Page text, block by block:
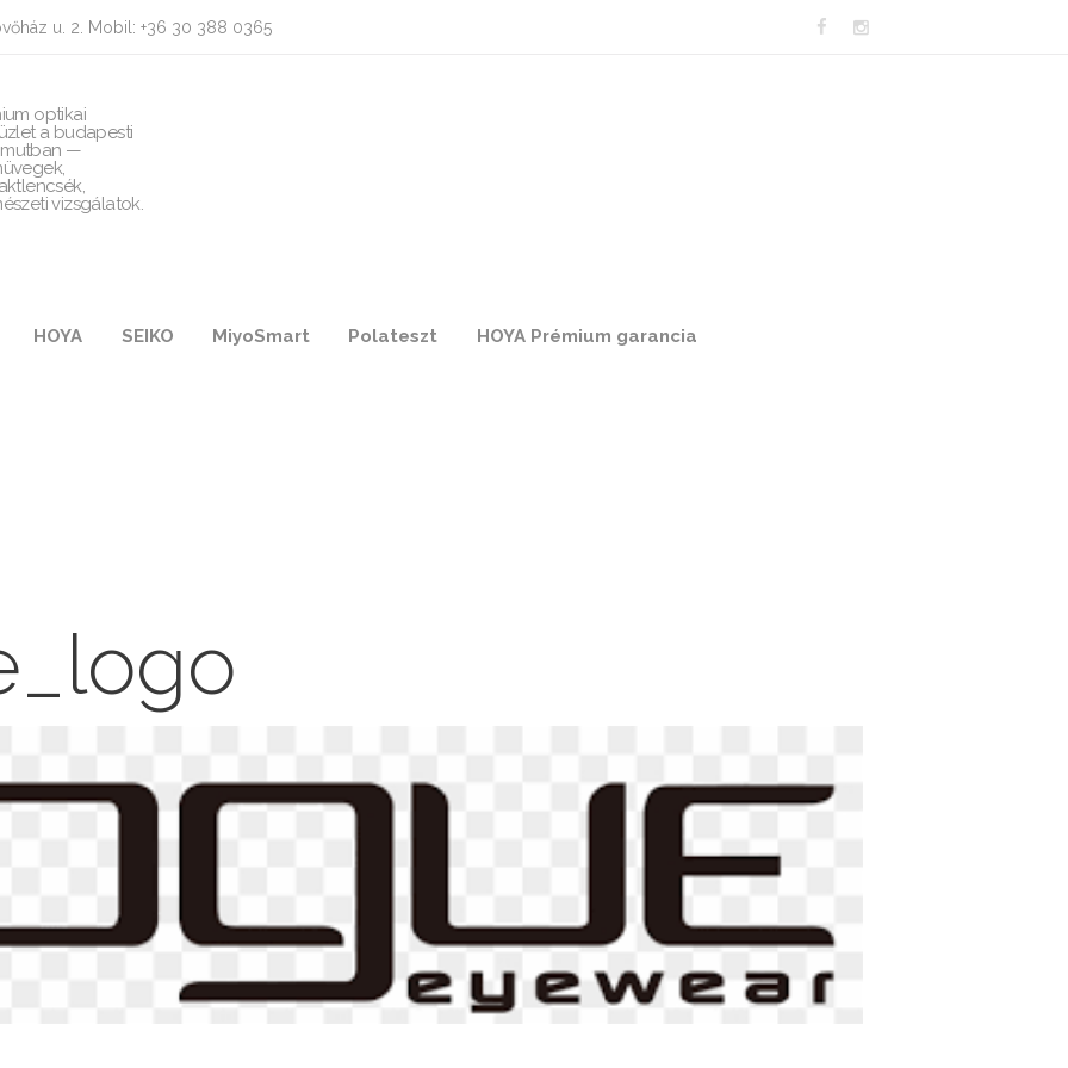
u. 2. Mobil: +36 30 388 0365
optikai
a budapesti
—
vizsgálatok.
HOYA SEIKO MiyoSmart Polateszt HOYA Prémium garancia